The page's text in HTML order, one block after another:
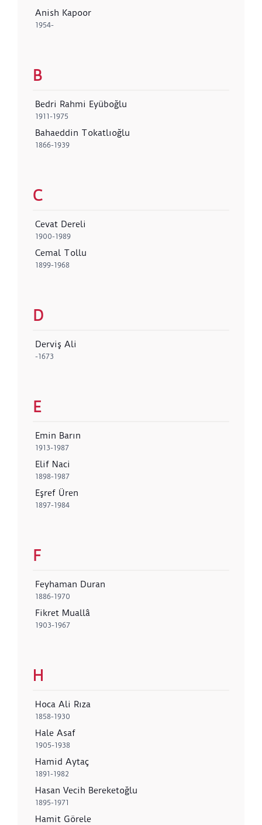
Anish Kapoor
1954-
B
Bedri Rahmi Eyüboğlu
1911-1975
Bahaeddin Tokatlıoğlu
1866-1939
C
Cevat Dereli
1900-1989
Cemal Tollu
1899-1968
D
Derviş Ali
-1673
E
Emin Barın
1913-1987
Elif Naci
1898-1987
Eşref Üren
1897-1984
F
Feyhaman Duran
1886-1970
Fikret Muallâ
1903-1967
H
Hoca Ali Rıza
1858-1930
Hale Asaf
1905-1938
Hamid Aytaç
1891-1982
Hasan Vecih Bereketoğlu
1895-1971
Hamit Görele